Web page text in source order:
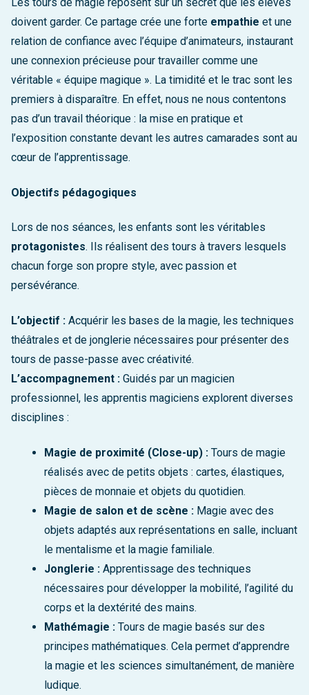
doivent garder. Ce partage crée une forte empathie et une
relation de confiance avec l’équipe d’animateurs, instaurant
une connexion précieuse pour travailler comme une
véritable « équipe magique ». La timidité et le trac sont les
premiers à disparaître. En effet, nous ne nous contentons
pas d’un travail théorique : la mise en pratique et
l’exposition constante devant les autres camarades sont au
cœur de l’apprentissage.
Objectifs pédagogiques
Lors de nos séances, les enfants sont les véritables
protagonistes. Ils réalisent des tours à travers lesquels
chacun forge son propre style, avec passion et
persévérance.
L’objectif : Acquérir les bases de la magie, les techniques
théâtrales et de jonglerie nécessaires pour présenter des
tours de passe-passe avec créativité.
L’accompagnement : Guidés par un magicien
professionnel, les apprentis magiciens explorent diverses
disciplines :
Magie de proximité (Close-up) : Tours de magie
réalisés avec de petits objets : cartes, élastiques,
pièces de monnaie et objets du quotidien.
Magie de salon et de scène : Magie avec des
objets adaptés aux représentations en salle, incluant
le mentalisme et la magie familiale.
Jonglerie : Apprentissage des techniques
nécessaires pour développer la mobilité, l’agilité du
corps et la dextérité des mains.
Mathémagie : Tours de magie basés sur des
principes mathématiques. Cela permet d’apprendre
la magie et les sciences simultanément, de manière
ludique.